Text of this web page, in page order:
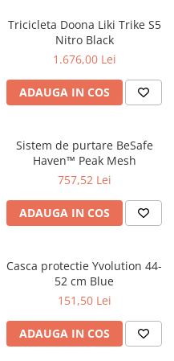
Tricicleta Doona Liki Trike S5
Nitro Black
1.676,00 Lei
ADAUGA IN COS
Sistem de purtare BeSafe
Haven™ Peak Mesh
757,52 Lei
ADAUGA IN COS
Casca protectie Yvolution 44-
52 cm Blue
151,50 Lei
ADAUGA IN COS